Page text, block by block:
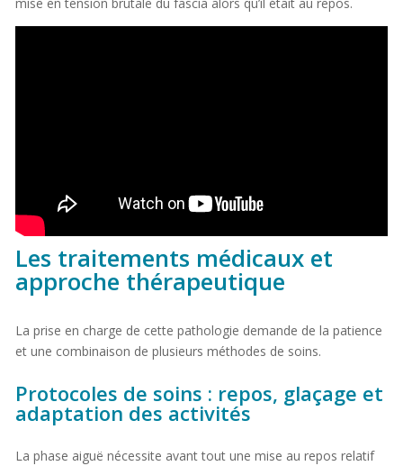
mise en tension brutale du fascia alors qu’il était au repos.
Les traitements médicaux et
approche thérapeutique
La prise en charge de cette pathologie demande de la patience
et une combinaison de plusieurs méthodes de soins.
Protocoles de soins : repos, glaçage et
adaptation des activités
La phase aiguë nécessite avant tout une mise au repos relatif